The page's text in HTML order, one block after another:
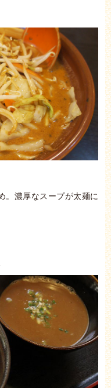
。濃厚なスープが太麺に